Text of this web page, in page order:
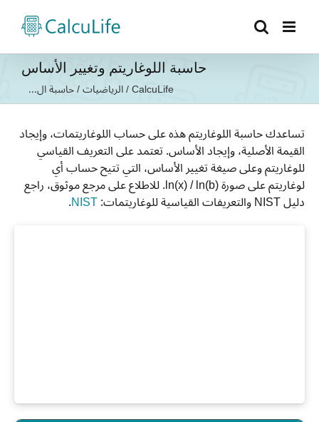
حاسبة اللوغاريتم وتغيير الأساس
CalcuLife
/الرياضيات/حاسبة ال...
تساعدك حاسبة اللوغاريتم هذه على حساب اللوغاريتمات، وإيجاد
القيمة الأصلية، وإيجاد الأساس. تعتمد على التعريف القياسي
للوغاريتم وعلى صيغة تغيير الأساس، التي تتيح حساب أي
لوغاريتم على صورة ln(x) / ln(b). للاطلاع على مرجع موثوق، راجع
دليل NIST والتعريفات القياسية للوغاريتمات: NIST
.